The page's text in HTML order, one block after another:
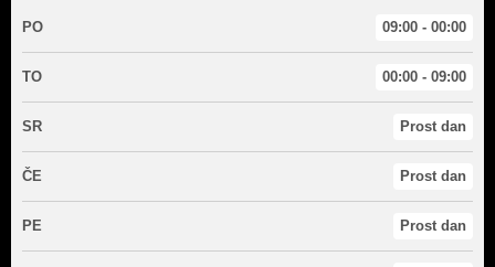
PO 09:00 - 00:00
TO 00:00 - 09:00
SR Prost dan
ČE Prost dan
PE Prost dan